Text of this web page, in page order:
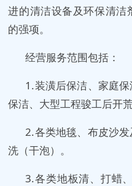
进的清洁设备及环保清洁
的强项。
经营服务范围包括：
1.装潢后保洁、家庭
保洁、大型工程骏工后开荒
2.各类地毯、布皮沙
洗（干泡）。
3.各类地板清、打蜡